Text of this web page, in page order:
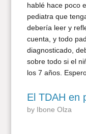
hablé hace poco
pediatra que
debería leer y
cuenta, y todo
diagnosticado,
sobre todo si el
los 7 años.
El TDAH en
by Ibone Olza